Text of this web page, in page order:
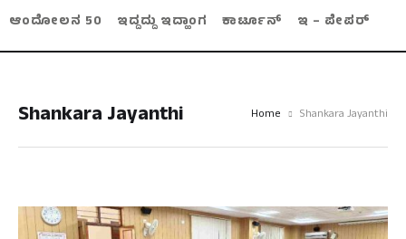
ಆಂದೋಲನ 50
ಇದ್ದದ್ದು ಇದ್ಹಾಂಗ ಕಾರ್ಟೂನ್ ಇ – ಪೇಪರ್
Shankara Jayanthi Home Shankara Jayanthi